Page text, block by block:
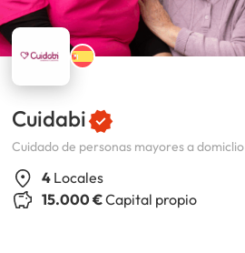
Cuidabi
Cuidado de personas mayores a domiclio
4 Locales
15.000 €Capital propio